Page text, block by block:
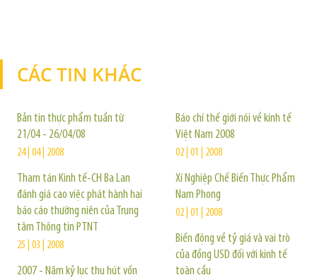
CÁC TIN KHÁC
Bản tin thực phẩm tuần từ
21/04 - 26/04/08
24 | 04 | 2008
Tham tán Kinh tế-CH Ba Lan
đánh giá cao việc phát hành hai
báo cáo thường niên của Trung
tâm Thông tin PTNT
25 | 03 | 2008
2007 - Năm kỷ lục thu hút vốn
Báo chí thế giới nói về kinh tế
Việt Nam 2008
02 | 01 | 2008
Xí Nghiệp Chế Biến Thực Phẩm
Nam Phong
02 | 01 | 2008
Biến động về tỷ giá và vai trò
của đồng USD đối với kinh tế
toàn cầu